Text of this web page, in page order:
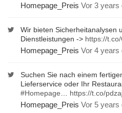
Homepage_Preis Vor 3 years
Wir bieten Sicherheitanalysen
Dienstleistungen -> https://
Homepage_Preis Vor 4 years
Suchen Sie nach einem
Lieferservice oder Ihr
#Homepage
https://t.co/
Homepage_Preis Vor 5 years